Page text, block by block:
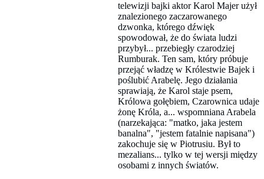
telewizji bajki aktor Karol Majer użył
znalezionego zaczarowanego
dzwonka, którego dźwięk
spowodował, że do świata ludzi
przybył... przebiegły czarodziej
Rumburak. Ten sam, który próbuje
przejąć władzę w Królestwie Bajek i
poślubić Arabelę. Jego działania
sprawiają, że Karol staje psem,
Królowa gołębiem, Czarownica udaje
żonę Króla, a... wspomniana Arabela
(narzekająca: "matko, jaka jestem
banalna", "jestem fatalnie napisana")
zakochuje się w Piotrusiu. Był to
mezalians... tylko w tej wersji między
osobami z innych światów.